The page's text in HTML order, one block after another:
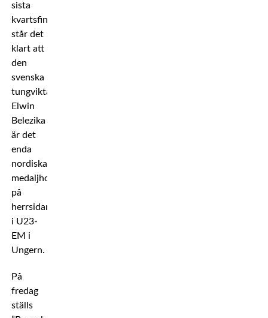
sista
kvartsfinalerna
står det
klart att
den
svenska
tungviktaren
Elwin
Belezika
är det
enda
nordiska
medaljhoppet
på
herrsidan
i U23-
EM i
Ungern.
På
fredag
ställs